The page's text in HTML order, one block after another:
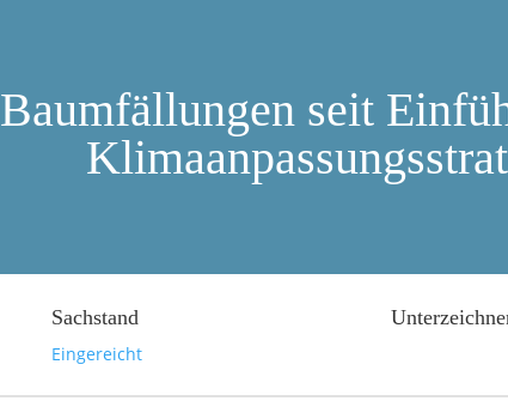
Baumfällungen seit
Sachstand
Eingereicht